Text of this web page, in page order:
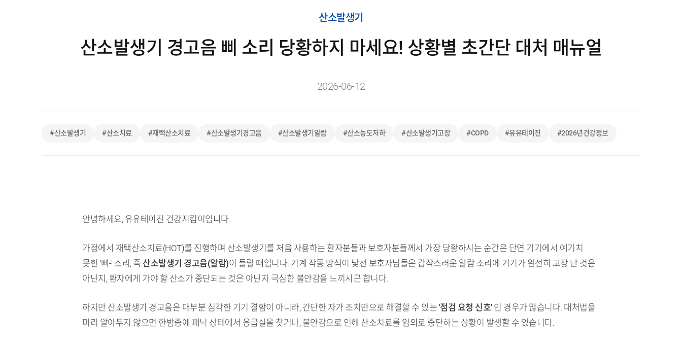
산소발생기
산소발생기 경고음 삐 소리 당황하지 마세요! 상황별 초간단 대처 매뉴얼
2026-06-12
#산소발생기 #산소치료 #재택산소치료 #산소발생기경고음 #산소발생기알람 #산소농도저하 #산소발생기고장 #COPD #유유테이진 #2026년건강정보
안녕하세요, 유유테이진 건강지킴이입니다.
가정에서 재택산소치료(HOT)를 진행하며 산소발생기를 처음 사용하는 환자분들과 보호자분들께서 가장 당황하시는 순간은 단연 기기에서 예기치
못한 '삐-' 소리, 즉 산소발생기 경고음(알람)이 들릴 때입니다. 기계 작동 방식이 낯선 보호자님들은 갑작스러운 알람 소리에 기기가 완전히 고장 난 것은
아닌지, 환자에게 가야 할 산소가 중단되는 것은 아닌지 극심한 불안감을 느끼시곤 합니다.
하지만 산소발생기 경고음은 대부분 심각한 기기 결함이 아니라, 간단한 자가 조치만으로 해결할 수 있는 '점검 요청 신호'인 경우가 많습니다. 대처법을
미리 알아두지 않으면 한밤중에 패닉 상태에서 응급실을 찾거나, 불안감으로 인해 산소치료를 임의로 중단하는 상황이 발생할 수 있습니다.